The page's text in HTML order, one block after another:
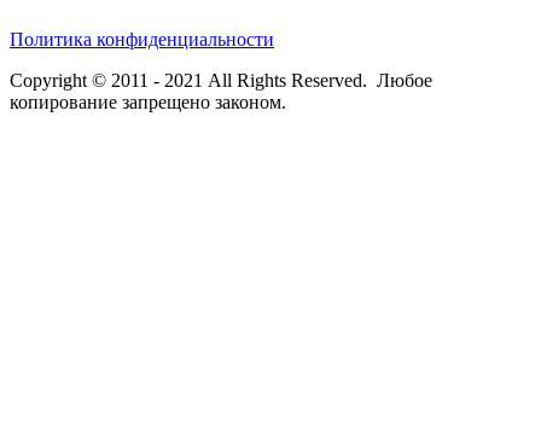
Политика конфиденциальности
Copyright © 2011 - 2021 All Rights Reserved. Любое
копирование запрещено законом.